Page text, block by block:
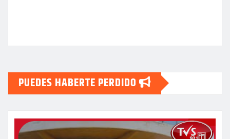
PUEDES HABERTE PERDIDO